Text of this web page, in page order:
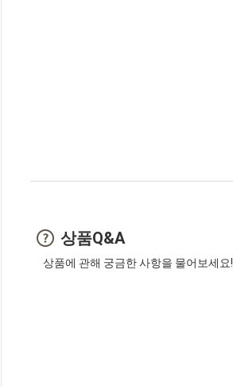
상품Q&A
상품에 관해 궁금한 사항을 물어보세요!